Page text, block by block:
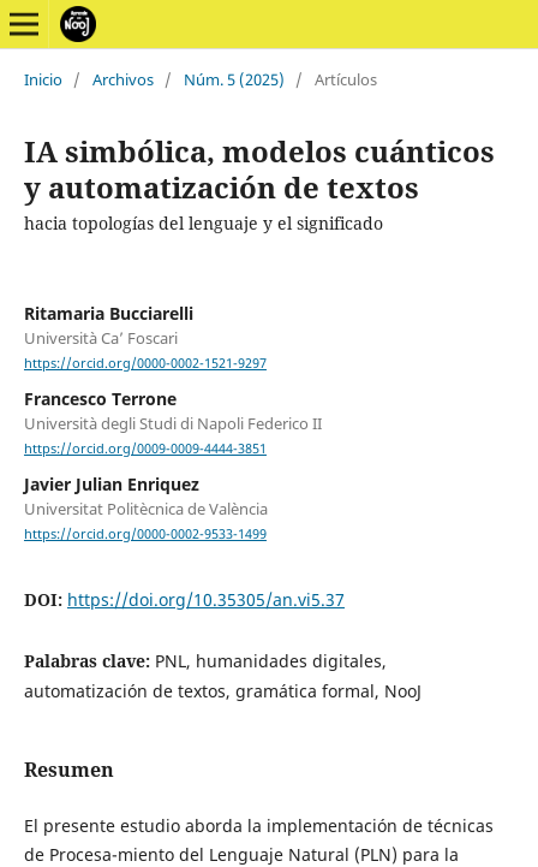
Inicio / Archivos / Núm. 5 (2025) / Artículos
IA simbólica, modelos cuánticos
y automatización de textos
hacia topologías del lenguaje y el significado
Ritamaria Bucciarelli
Università Ca’ Foscari
https://orcid.org/0000-0002-1521-9297
Francesco Terrone
Università degli Studi di Napoli Federico II
https://orcid.org/0009-0009-4444-3851
Javier Julian Enriquez
Universitat Politècnica de València
https://orcid.org/0000-0002-9533-1499
DOI: https://doi.org/10.35305/an.vi5.37
Palabras clave: PNL, humanidades digitales,
automatización de textos, gramática formal, NooJ
Resumen
El presente estudio aborda la implementación de técnicas
de Procesa-miento del Lenguaje Natural (PLN) para la